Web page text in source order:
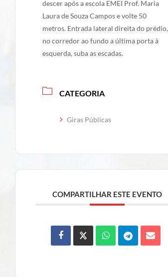
descer após a escola EMEI Prof. Maria
Laura de Souza Campos e volte 50
metros. Entrada lateral direita do prédio,
no corredor ao fundo a última porta à
esquerda, suba as escadas.
CATEGORIA
Giras Públicas
COMPARTILHAR ESTE EVENTO